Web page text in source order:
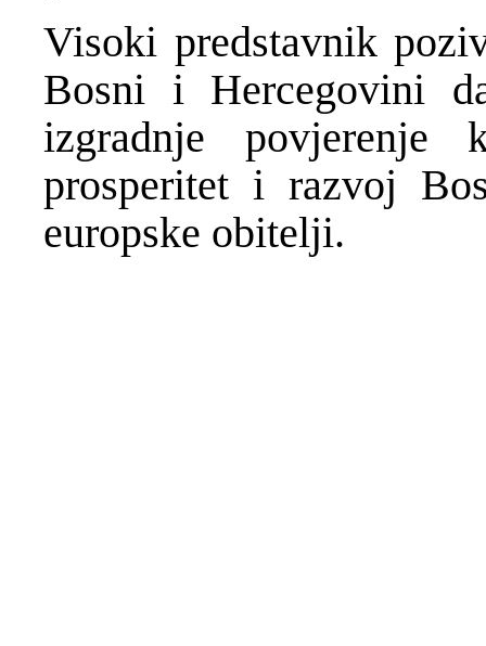
Visoki predstavnik
Bosni i Hercegovini
izgradnje
prosperitet i razvoj
europske obitelji.